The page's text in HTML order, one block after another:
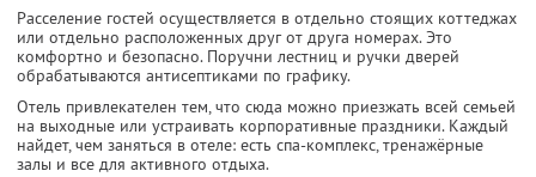
Расселение гостей осуществляется в отдельно стоящих коттеджах
или отдельно расположенных друг от друга номерах. Это
комфортно и безопасно. Поручни лестниц и ручки дверей
обрабатываются антисептиками по графику.
Отель привлекателен тем, что сюда можно приезжать всей семьей
на выходные или устраивать корпоративные праздники. Каждый
найдет, чем заняться в отеле: есть спа-комплекс, тренажёрные
залы и все для активного отдыха.